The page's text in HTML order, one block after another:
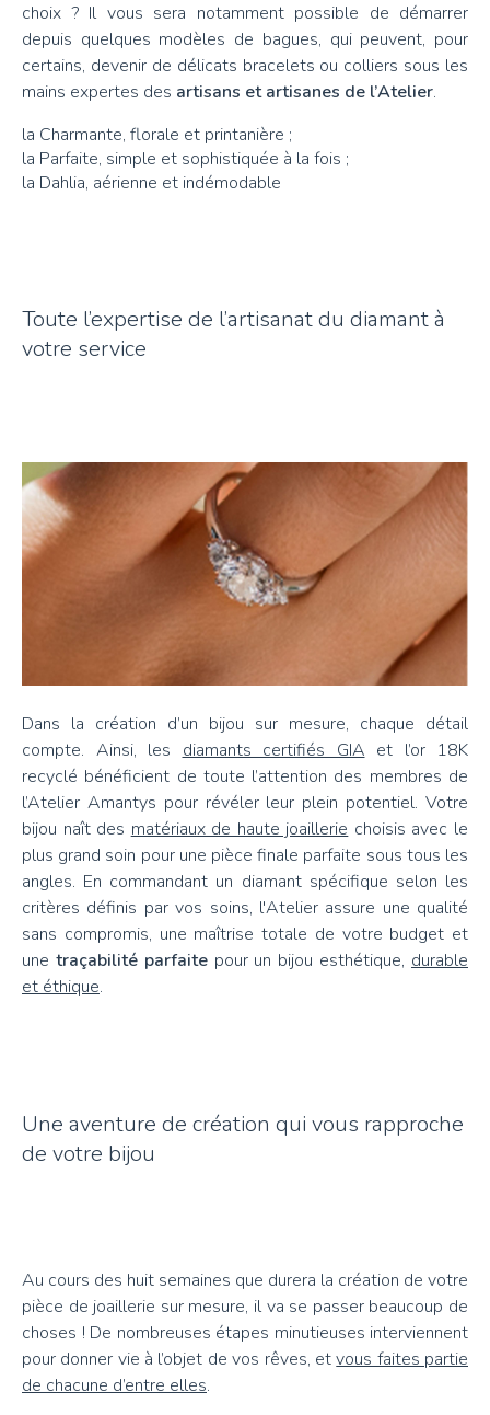
choix ? Il vous sera notamment possible de démarrer
depuis quelques modèles de bagues, qui peuvent, pour
certains, devenir de délicats bracelets ou colliers sous les
mains expertes des artisans et artisanes de l’Atelier.
la Charmante, florale et printanière ;
la Parfaite, simple et sophistiquée à la fois ;
la Dahlia, aérienne et indémodable
Toute l’expertise de l’artisanat du diamant à
votre service
Dans la création d’un bijou sur mesure, chaque détail
compte. Ainsi, les diamants certifiés GIA et l’or 18K
recyclé bénéficient de toute l’attention des membres de
l’Atelier Amantys pour révéler leur plein potentiel. Votre
bijou naît des matériaux de haute joaillerie choisis avec le
plus grand soin pour une pièce finale parfaite sous tous les
angles. En commandant un diamant spécifique selon les
critères définis par vos soins, l'Atelier assure une qualité
sans compromis, une maîtrise totale de votre budget et
une traçabilité parfaitepour un bijou esthétique, durable
et éthique.
Une aventure de création qui vous rapproche
de votre bijou
Au cours des huit semaines que durera la création de votre
pièce de joaillerie sur mesure, il va se passer beaucoup de
choses ! De nombreuses étapes minutieuses interviennent
pour donner vie à l’objet de vos rêves, etvous faites partie
de chacune d’entre elles.